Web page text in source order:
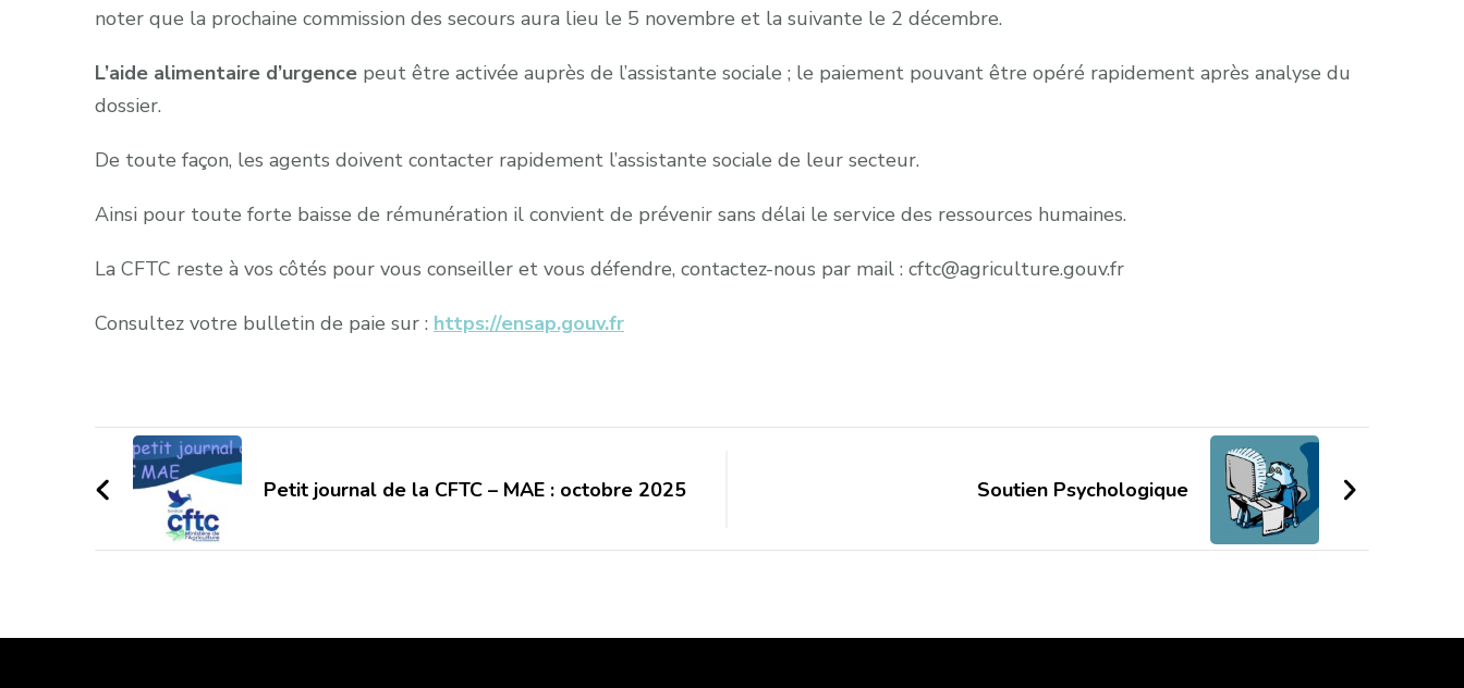
noter que la prochaine commission des secours aura lieu le 5 novembre et la suivante le 2 décembre.
L’aide alimentaire d’urgence peut être activée auprès de l’assistante sociale ; le paiement pouvant être opéré rapidement après analyse du
dossier.
De toute façon, les agents doivent contacter rapidement l’assistante sociale de leur secteur.
Ainsi pour toute forte baisse de rémunération il convient de prévenir sans délai le service des ressources humaines.
La CFTC reste à vos côtés pour vous conseiller et vous défendre, contactez-nous par mail : cftc@agriculture.gouv.fr
Consultez votre bulletin de paie sur : https://ensap.gouv.fr
Navigation
d'article
Petit journal de la CFTC – MAE : octobre 2025 Soutien Psychologique